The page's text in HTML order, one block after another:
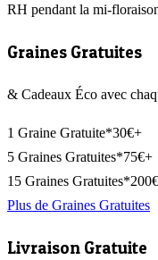
RH pendant la mi-
Graines Gratuites
& Cadeaux Éco avec
1 Graine Gratuite*30€+
5 Graines Gratuites*75€+
15 Graines Gratuites*
Plus de Graines Gratuites
Livraison Gratuite